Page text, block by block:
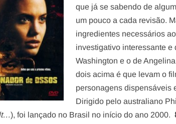
que já se sabendo de
um pouco a cada revisão.
ingredientes necessários
investigativo interessante e
Washington e o de
dois acima é que levam o
personagens dispensáveis
Dirigido pelo australiano
), foi lançado no Brasil no início do ano 2000.